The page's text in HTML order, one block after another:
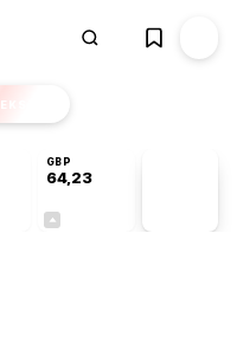
EKSTRA
GBP
64,23